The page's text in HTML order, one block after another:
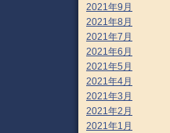
2021年9月
2021年8月
2021年7月
2021年6月
2021年5月
2021年4月
2021年3月
2021年2月
2021年1月